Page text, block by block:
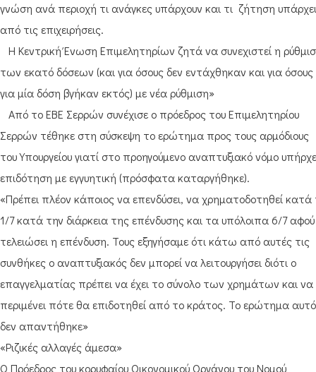
γνώση ανά περιοχή τι ανάγκες υπάρχουν και τι ζήτηση υπάρχει
από τις επιχειρήσεις.
Η Κεντρική Ένωση Επιμελητηρίων ζητά να συνεχιστεί η
των εκατό δόσεων (και για όσους δεν εντάχθηκαν και για όσους
για μία δόση βγήκαν εκτός) με νέα ρύθμιση»
Από το ΕΒΕ Σερρών συνέχισε ο πρόεδρος του Επιμελητηρίου
Σερρών τέθηκε στη σύσκεψη το ερώτημα προς τους αρμόδιους
του Υπουργείου γιατί στο προηγούμενο αναπτυξιακό νόμο υπήρχε
επιδότηση με εγγυητική (πρόσφατα καταργήθηκε).
«Πρέπει πλέον κάποιος να επενδύσει, να χρηματοδοτηθεί κατά
1/7 κατά την διάρκεια της επένδυσης και τα υπόλοιπα 6/7 αφού
τελειώσει η επένδυση. Τους εξηγήσαμε ότι κάτω από αυτές τις
συνθήκες ο αναπτυξιακός δεν μπορεί να λειτουργήσει διότι ο
επαγγελματίας πρέπει να έχει το σύνολο των χρημάτων και να
περιμένει πότε θα επιδοτηθεί από το κράτος. Το ερώτημα αυτό
δεν απαντήθηκε»
«Ριζικές αλλαγές άμεσα»
Ο Πρόεδρος του κορυφαίου Οικονομικού Οργάνου του Νομού